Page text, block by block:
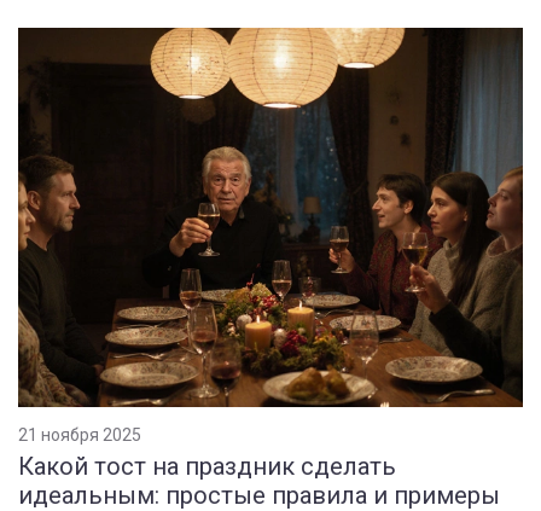
21 ноября 2025
Какой тост на праздник сделать
идеальным: простые правила и примеры